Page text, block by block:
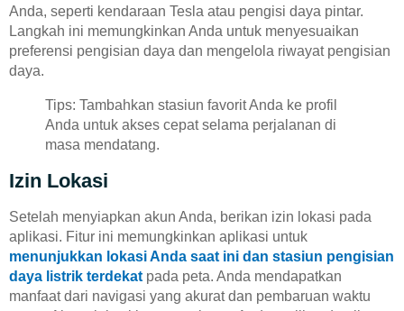
Anda, seperti kendaraan Tesla atau pengisi daya pintar.
Langkah ini memungkinkan Anda untuk menyesuaikan
preferensi pengisian daya dan mengelola riwayat pengisian
daya.
Tips: Tambahkan stasiun favorit Anda ke profil
Anda untuk akses cepat selama perjalanan di
masa mendatang.
Izin Lokasi
Setelah menyiapkan akun Anda, berikan izin lokasi pada
aplikasi. Fitur ini memungkinkan aplikasi untuk
menunjukkan lokasi Anda saat ini dan stasiun pengisian
daya listrik terdekat pada peta. Anda mendapatkan
manfaat dari navigasi yang akurat dan pembaruan waktu